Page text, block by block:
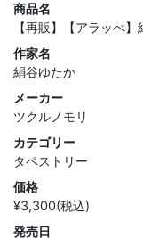
商品名
【再販】【アラッぺ
作家名
絹谷ゆたか
メーカー
ツクルノモリ
カテゴリー
タペストリー
価格
¥3,300(税込)
発売日